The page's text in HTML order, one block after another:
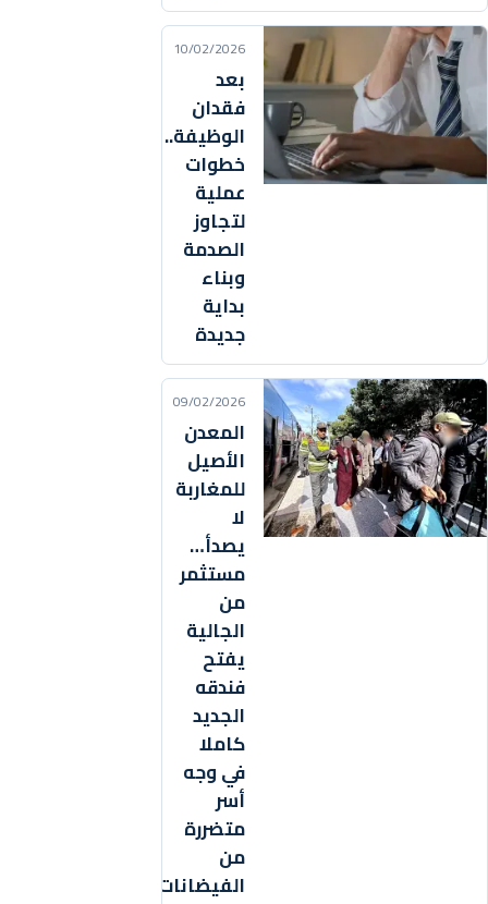
10/02/2026
بعد
فقدان
الوظيفة..
خطوات
عملية
لتجاوز
الصدمة
وبناء
بداية
جديدة
09/02/2026
المعدن
الأصيل
للمغاربة
لا
يصدأ…
مستثمر
من
الجالية
يفتح
فندقه
الجديد
كاملا
في وجه
أسر
متضررة
من
الفيضانات